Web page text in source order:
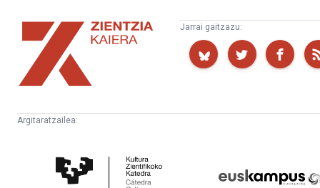
Zientzia
Kaiera
Jarrai gaitzazu:
Argitaratzailea:
Zientifikoko
Katedra